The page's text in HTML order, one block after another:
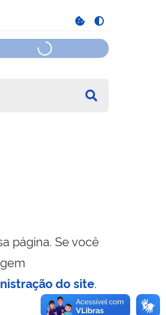
página. Se você
do site.